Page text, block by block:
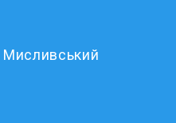
Мисливський